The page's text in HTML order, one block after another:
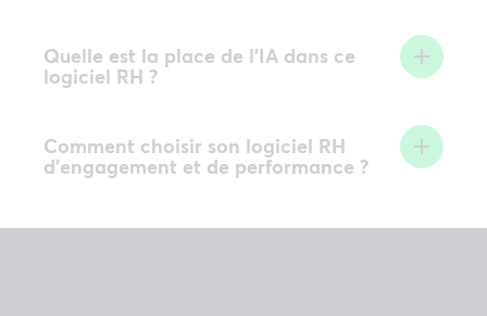
Quelle est la place de l’IA dans ce
logiciel RH ?
Comment choisir son logiciel RH
d’engagement et de performance ?